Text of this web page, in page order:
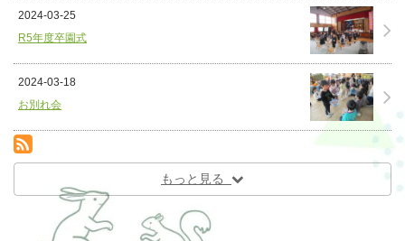
2024-03-25
R5年度卒園式
2024-03-18
お別れ会
RSS(別ウィンドウで開きます)
もっと見る